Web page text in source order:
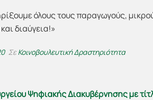
ΣεΚοινοβουλευτική Δραστηριότητα
Ψηφιακής Διακυβέρνησης με